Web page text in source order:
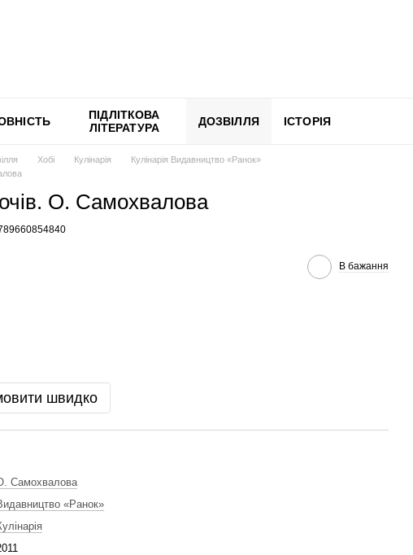
ПІДЛІТКОВА
ЛІТЕРАТУРА
ДОЗВІЛЛЯ ІСТОРІЯ
Хобі Кулінарія
Кулінарія Видавництво «Ранок»
О. Самохвалова
В бажання
швидко
Самохвалова
«Ранок»